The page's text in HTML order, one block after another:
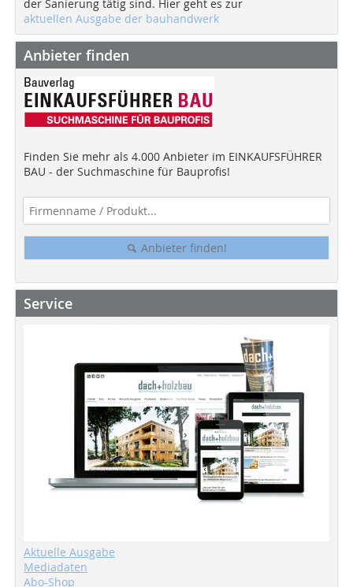
der Sanierung tätig sind. Hier geht es zur
aktuellen Ausgabe der bauhandwerk
Anbieter finden
Finden Sie mehr als 4.000 Anbieter im EINKAUFSFÜHRER
BAU - der Suchmaschine für Bauprofis!
Anbieter finden!
Service
Aktuelle Ausgabe
Mediadaten
Abo-Shop